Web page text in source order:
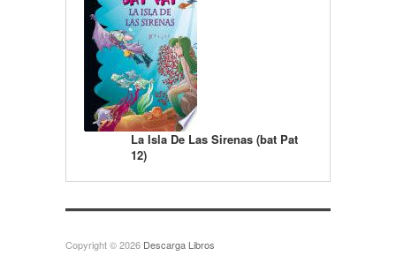
La Isla De Las Sirenas (bat Pat
12)
Copyright © 2026 Descarga Libros